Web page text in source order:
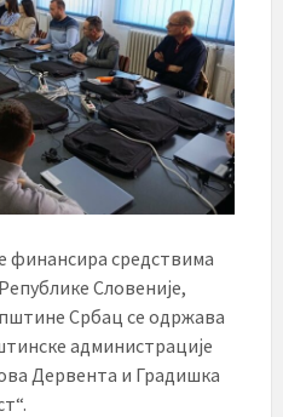
финансира средствима
Словеније,
Србац се одржава
администрације
Дервента и Градишка